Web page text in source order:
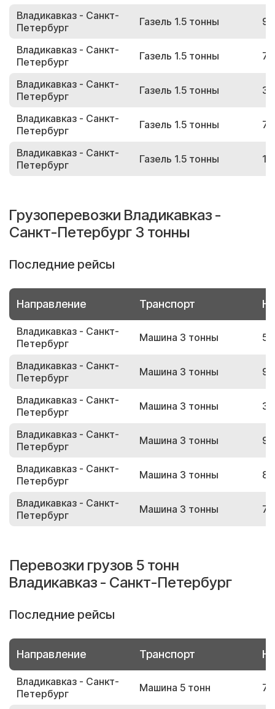
Владикавказ - Санкт-
Петербург
Газель 1.5 тонны
Владикавказ - Санкт-
Петербург
Газель 1.5 тонны
Владикавказ - Санкт-
Петербург
Газель 1.5 тонны
Владикавказ - Санкт-
Петербург
Газель 1.5 тонны
Владикавказ - Санкт-
Петербург
Газель 1.5 тонны
Грузоперевозки Владикавказ -
Санкт-Петербург 3 тонны
Последние рейсы
Направление Транспорт
Владикавказ - Санкт-
Петербург
Машина 3 тонны
Владикавказ - Санкт-
Петербург
Машина 3 тонны
Владикавказ - Санкт-
Петербург
Машина 3 тонны
Владикавказ - Санкт-
Петербург
Машина 3 тонны
Владикавказ - Санкт-
Петербург
Машина 3 тонны
Владикавказ - Санкт-
Петербург
Машина 3 тонны
Перевозки грузов 5 тонн
Владикавказ - Санкт-Петербург
Последние рейсы
Направление Транспорт
Владикавказ - Санкт-
Петербург
Машина 5 тонн